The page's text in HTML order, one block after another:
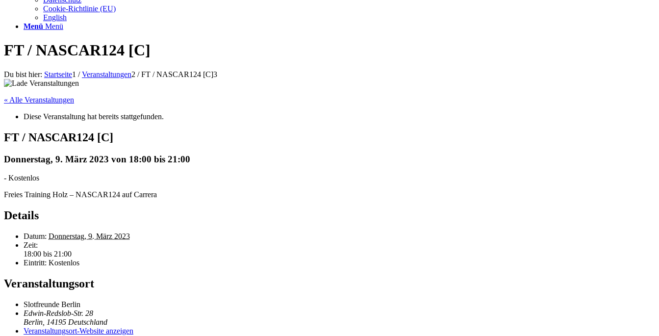
Cookie-Richtlinie (EU)
English
Menü Menü
FT / NASCAR124 [C]
Du bist hier: Startseite1 / Veranstaltungen2 / FT / NASCAR124 [C]3
« Alle Veranstaltungen
Diese Veranstaltung hat bereits stattgefunden.
FT / NASCAR124 [C]
Donnerstag, 9. März 2023 von 18:00 bis 21:00
- Kostenlos
Freies Training Holz – NASCAR124 auf Carrera
Details
Datum: Donnerstag, 9. März 2023
Zeit:
18:00 bis 21:00
Eintritt: Kostenlos
Veranstaltungsort
Slotfreunde Berlin
Edwin-Redslob-Str. 28
Berlin 14195 Deutschland
Veranstaltungsort-Website anzeigen